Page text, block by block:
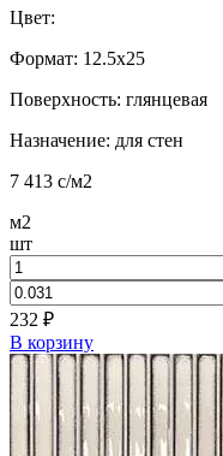
Цвет:
Формат: 12.5x25
Поверхность: глянцевая
Назначение: для стен
7 413 c/м2
м2
шт
232 ₽
В корзину